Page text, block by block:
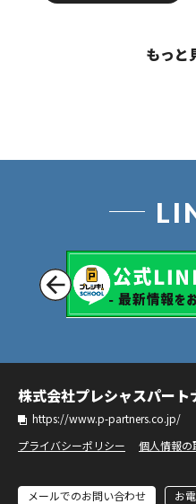
もっと
株式会社プレシャスパート
https://www.p-partners.co.jp/
プライバシーポリシー
個人情報の
メールでのお問い合わせ お